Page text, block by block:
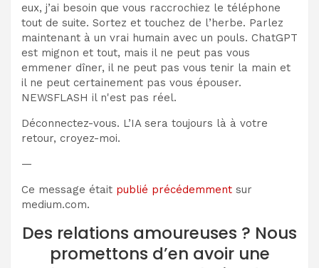
eux, j’ai besoin que vous raccrochiez le téléphone
tout de suite. Sortez et touchez de l’herbe. Parlez
maintenant à un vrai humain avec un pouls. ChatGPT
est mignon et tout, mais il ne peut pas vous
emmener dîner, il ne peut pas vous tenir la main et
il ne peut certainement pas vous épouser.
NEWSFLASH il n'est pas réel.
Déconnectez-vous. L’IA sera toujours là à votre
retour, croyez-moi.
—
Ce message était publié précédemment sur
medium.com.
Des relations amoureuses ? Nous
promettons d’en avoir une